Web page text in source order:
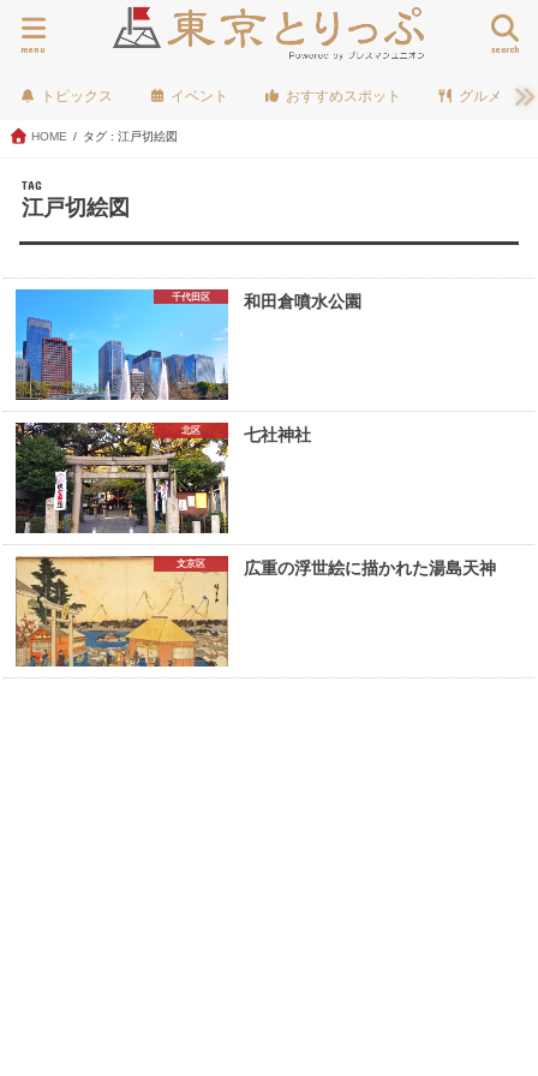
search
menu
トピックス イベント おすすめスポット グルメ
HOME タグ : 江戸切絵図
TAG
江戸切絵図
千代田区 和田倉噴水公園
北区 七社神社
文京区 広重の浮世絵に描かれた湯島天神